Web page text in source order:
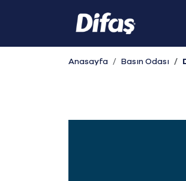
Anasayfa Basın Odası